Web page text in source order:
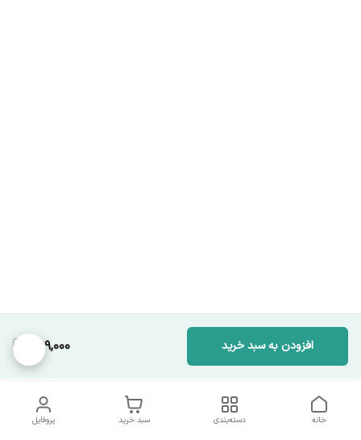
499,000 افزودن به سبد خرید
پروفایل سبد خرید دسته‌بندی خانه